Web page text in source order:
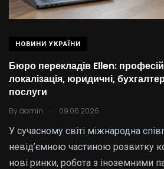
НОВИНИ УКРАЇНИ
Бюро перекладів Ellen:
локалізація, юридичні,
послуги
By admin . 09.06.2026
У сучасному світі міжнародна
невід’ємною частиною розвитку
нові ринки, робота з іноземними